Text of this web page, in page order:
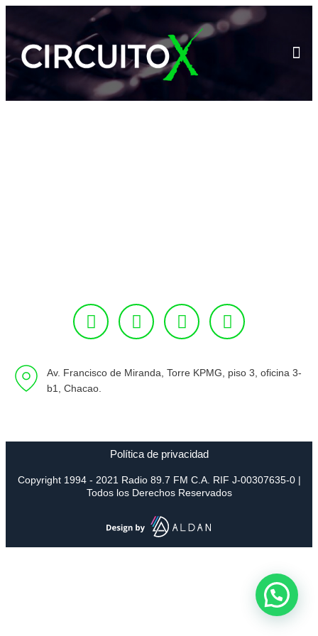
Av. Francisco de Miranda, Torre KPMG, piso 3, oficina 3-
b1, Chacao.
Política de privacidad
Copyright 1994 - 2021 Radio 89.7 FM C.A. RIF J-00307635-0 |
Todos los Derechos Reservados